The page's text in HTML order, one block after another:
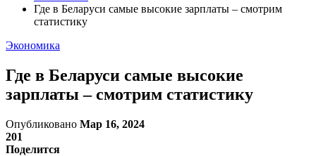
Где в Беларуси самые высокие зарплаты – смотрим
статистику
Экономика
Где в Беларуси самые высокие
зарплаты – смотрим статистику
Опубликовано Мар 16, 2024
201
Поделится